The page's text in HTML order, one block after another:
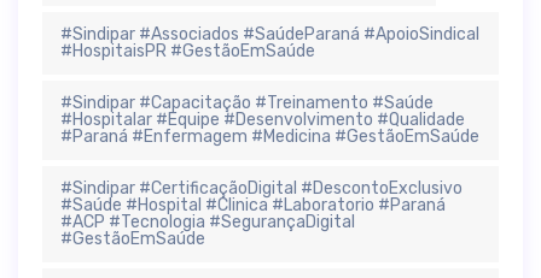
#Sindipar #Associados #SaúdeParaná #ApoioSindical
#HospitaisPR #GestãoEmSaúde
#Sindipar #Capacitação #Treinamento #Saúde
#Hospitalar #Equipe #Desenvolvimento #Qualidade
#Paraná #Enfermagem #Medicina #GestãoEmSaúde
#Sindipar #CertificaçãoDigital #DescontoExclusivo
#Saúde #Hospital #Clinica #Laboratorio #Paraná
#ACP #Tecnologia #SegurançaDigital
#GestãoEmSaúde